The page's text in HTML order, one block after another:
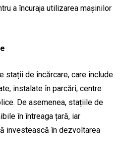
a încuraja utilizarea mașinilor
stații de încărcare, care include
instalate în parcări, centre
De asemenea, stațiile de
în întreaga țară, iar
investească în dezvoltarea